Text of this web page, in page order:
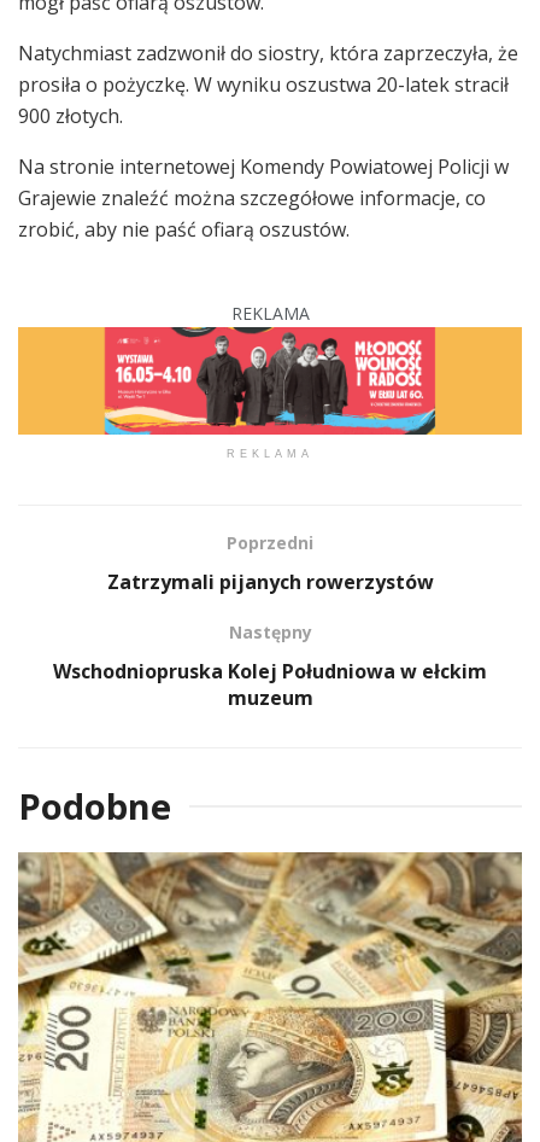
Natychmiast zadzwonił do siostry, która zaprzeczyła, że
prosiła o pożyczkę. W wyniku oszustwa 20-latek stracił
900 złotych.
Na stronie internetowej Komendy Powiatowej Policji w
Grajewie znaleźć można szczegółowe informacje, co
zrobić, aby nie paść ofiarą oszustów.
REKLAMA
REKLAMA
Poprzedni
Zatrzymali pijanych rowerzystów
Następny
Wschodniopruska Kolej Południowa w ełckim
muzeum
Podobne